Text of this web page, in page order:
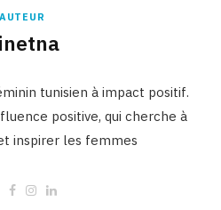
AUTEUR
tunisien à impact positif.
positive, qui cherche à
inspirer les femmes
F
I
L